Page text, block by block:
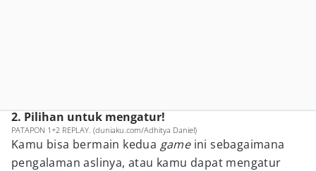
2. Pilihan untuk mengatur!
PATAPON 1+2 REPLAY. (duniaku.com/Adhitya Daniel)
Kamu bisa bermain kedua game ini sebagaimana
pengalaman aslinya, atau kamu dapat mengatur